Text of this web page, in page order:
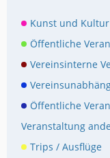
Kunst und
Öffentliche
Vereinsinterne
Öffentliche
Veranstaltung
Trips / Ausflüge